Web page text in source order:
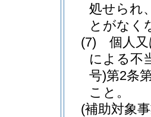
処せられ
とがなく
(7)
個人
による不
号)第2条
こと。
(補助対象